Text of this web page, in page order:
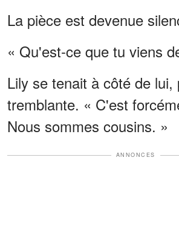
La pièce est devenue
« Qu'est-ce que tu viens
Lily se tenait à côté de lui,
tremblante. « C'est
Nous sommes cousins. »
ANNONCES